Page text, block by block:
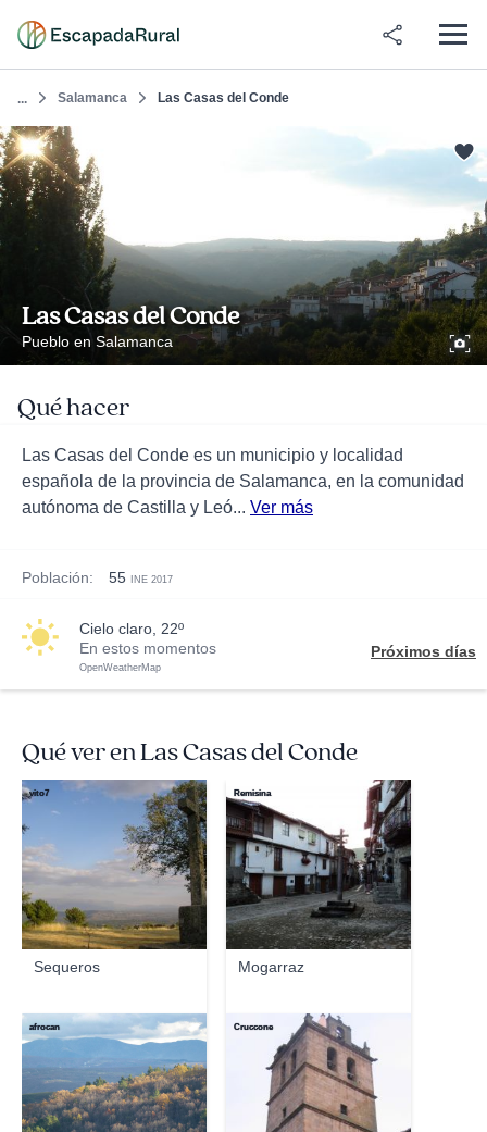
... Salamanca Las Casas del Conde
Las Casas del Conde
Pueblo en Salamanca
Qué hacer
Las Casas del Conde es un municipio y localidad
española de la provincia de Salamanca, en la comunidad
autónoma de Castilla y Leó... Ver más
Población: 55 INE 2017
cielo claro, 22º
En estos momentos
OpenWeatherMap
Próximos días
Qué ver en Las Casas del Conde
Sequeros
vito7
Mogarraz
Remisina
afrocan Cruccone